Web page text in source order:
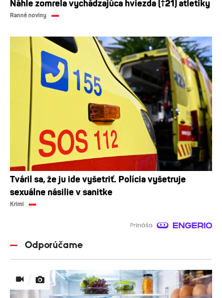
Náhle zomrela vychádzajúca hviezda (†21) atletiky
Ranné noviny
Tváril sa, že ju ide vyšetriť. Polícia vyšetruje
sexuálne násilie v sanitke
Krimi
Odporúčame